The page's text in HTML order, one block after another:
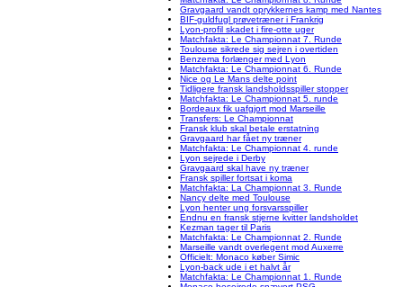
Gravgaard vandt oprykkernes kamp med Nantes
BIF-guldfugl prøvetræner i Frankrig
Lyon-profil skadet i fire-otte uger
Matchfakta: Le Championnat 7. Runde
Toulouse sikrede sig sejren i overtiden
Benzema forlænger med Lyon
Matchfakta: Le Championnat 6. Runde
Nice og Le Mans delte point
Tidligere fransk landsholdsspiller stopper
Matchfakta: Le Championnat 5. runde
Bordeaux fik uafgjort mod Marseille
Transfers: Le Championnat
Fransk klub skal betale erstatning
Gravgaard har fået ny træner
Matchfakta: Le Championnat 4. runde
Lyon sejrede i Derby
Gravgaard skal have ny træner
Fransk spiller fortsat i koma
Matchfakta: La Championnat 3. Runde
Nancy delte med Toulouse
Lyon henter ung forsvarsspiller
Endnu en fransk stjerne kvitter landsholdet
Kezman tager til Paris
Matchfakta: Le Championnat 2. Runde
Marseille vandt overlegent mod Auxerre
Officielt: Monaco køber Simic
Lyon-back ude i et halvt år
Matchfakta: Le Championnat 1. Runde